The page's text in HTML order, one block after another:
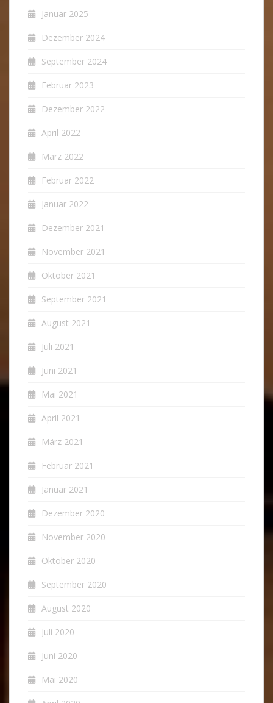
Januar 2025
Dezember 2024
September 2024
Februar 2023
Dezember 2022
April 2022
März 2022
Februar 2022
Januar 2022
Dezember 2021
November 2021
Oktober 2021
September 2021
August 2021
Juli 2021
Juni 2021
Mai 2021
April 2021
März 2021
Februar 2021
Januar 2021
Dezember 2020
November 2020
Oktober 2020
September 2020
August 2020
Juli 2020
Juni 2020
Mai 2020